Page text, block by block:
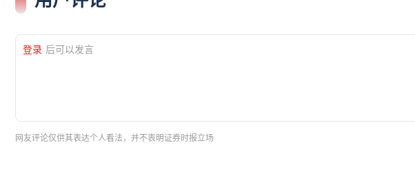
登录 后可以发言
网友评论仅供其表达个人看法，并不表明证券时报立场